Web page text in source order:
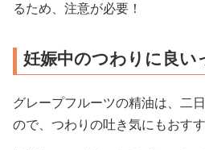
るため、注意が必要！
妊娠中のつわりに良い
グレープフルーツの精油は、二
ので、つわりの吐き気にもおす